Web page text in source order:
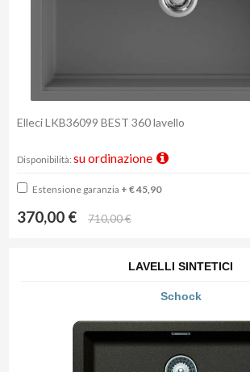
Elleci LKB36099 BEST 360 lavello
Disponibilità: su ordinazione
Estensione garanzia + € 45,90
370,00 € 710,00 €
LAVELLI SINTETICI
Schock